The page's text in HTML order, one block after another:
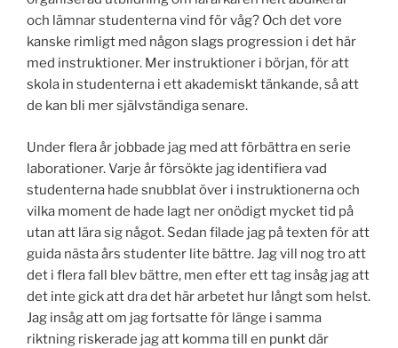
och lämnar studenterna vind för våg? Och det vore
kanske rimligt med någon slags progression i det här
med instruktioner. Mer instruktioner i början, för att
skola in studenterna i ett akademiskt tänkande, så att
de kan bli mer självständiga senare.
Under flera år jobbade jag med att förbättra en serie
laborationer. Varje år försökte jag identifiera vad
studenterna hade snubblat över i instruktionerna och
vilka moment de hade lagt ner onödigt mycket tid på
utan att lära sig något. Sedan filade jag på texten för att
guida nästa års studenter lite bättre. Jag vill nog tro att
det i flera fall blev bättre, men efter ett tag insåg jag att
det inte gick att dra det här arbetet hur långt som helst.
Jag insåg att om jag fortsatte för länge i samma
riktning riskerade jag att komma till en punkt där